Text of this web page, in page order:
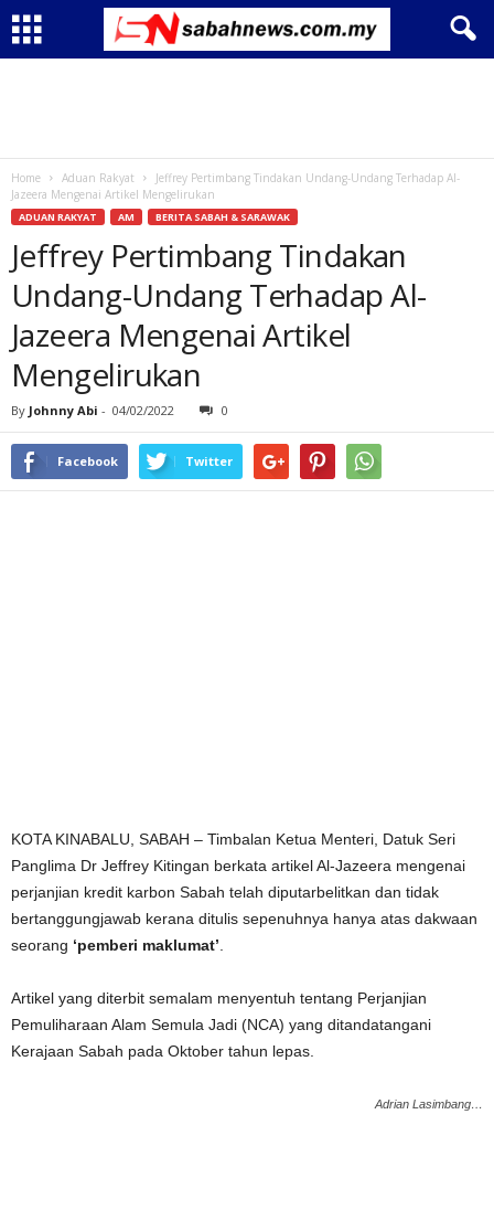
Home Aduan Rakyat
Jeffrey Pertimbang Tindakan Undang-Undang Terhadap Al-
Jazeera Mengenai Artikel Mengelirukan
ADUAN RAKYAT AM BERITA SABAH & SARAWAK
Jeffrey Pertimbang Tindakan
Undang-Undang Terhadap Al-
Jazeera Mengenai Artikel
Mengelirukan
By Johnny Abi - 04/02/2022 0
Facebook Twitter
KOTA KINABALU, SABAH – Timbalan Ketua Menteri, Datuk Seri
Panglima Dr Jeffrey Kitingan berkata artikel Al-Jazeera mengenai
perjanjian kredit karbon Sabah telah diputarbelitkan dan tidak
bertanggungjawab kerana ditulis sepenuhnya hanya atas dakwaan
seorang ‘pemberi maklumat’
Artikel yang diterbit semalam menyentuh tentang Perjanjian
Pemuliharaan Alam Semula Jadi (NCA) yang ditandatangani
Kerajaan Sabah pada Oktober tahun lepas.
Adrian Lasimbang…